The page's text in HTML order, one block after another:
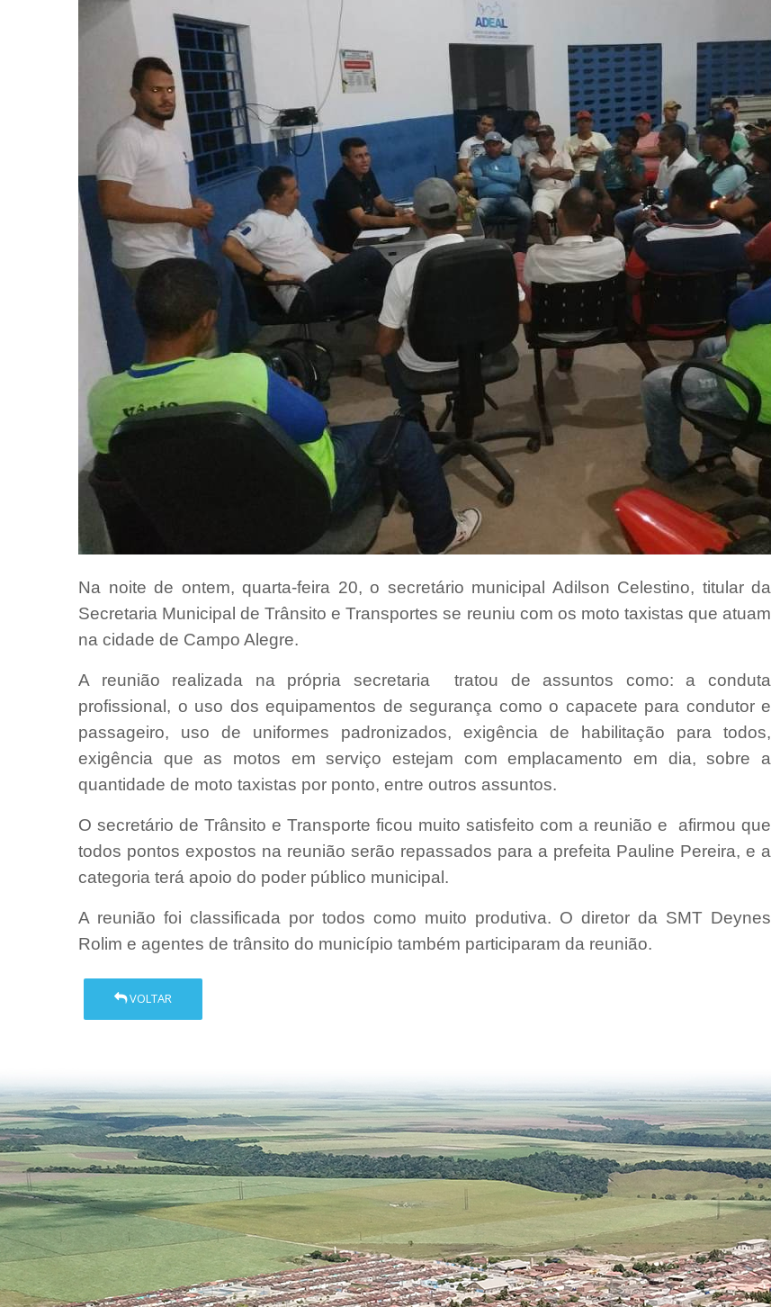
Na noite de ontem, quarta-feira 20, o secretário municipal Adilson Celestino, titular da
Secretaria Municipal de Trânsito e Transportes se reuniu com os moto taxistas que atuam
na cidade de Campo Alegre.
A reunião realizada na própria secretaria tratou de assuntos como: a conduta
profissional, o uso dos equipamentos de segurança como o capacete para condutor e
passageiro, uso de uniformes padronizados, exigência de habilitação para todos,
exigência que as motos em serviço estejam com emplacamento em dia, sobre a
quantidade de moto taxistas por ponto, entre outros assuntos.
O secretário de Trânsito e Transporte ficou muito satisfeito com a reunião e afirmou que
todos pontos expostos na reunião serão repassados para a prefeita Pauline Pereira, e a
categoria terá apoio do poder público municipal.
A reunião foi classificada por todos como muito produtiva. O diretor da SMT Deynes
Rolim e agentes de trânsito do município também participaram da reunião.
VOLTAR